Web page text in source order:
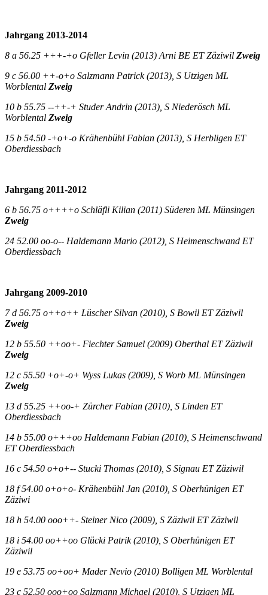
Jahrgang 2013-2014
8 a 56.25 +++-+o Gfeller Levin (2013) Arni BE ET Zäziwil Zweig
9 c 56.00 ++-o+o Salzmann Patrick (2013), S Utzigen ML
Worblental Zweig
10 b 55.75 --++-+ Studer Andrin (2013), S Niederösch ML
Worblental Zweig
15 b 54.50 -+o+-o Krähenbühl Fabian (2013), S Herbligen ET
Oberdiessbach
Jahrgang 2011-2012
6 b 56.75 o++++o Schläfli Kilian (2011) Süderen ML Münsingen
Zweig
24 52.00 oo-o-- Haldemann Mario (2012), S Heimenschwand ET
Oberdiessbach
Jahrgang 2009-2010
7 d 56.75 o++o++ Lüscher Silvan (2010), S Bowil ET Zäziwil
Zweig
12 b 55.50 ++oo+- Fiechter Samuel (2009) Oberthal ET Zäziwil
Zweig
12 c 55.50 +o+-o+ Wyss Lukas (2009), S Worb ML Münsingen
Zweig
13 d 55.25 ++oo-+ Zürcher Fabian (2010), S Linden ET
Oberdiessbach
14 b 55.00 o+++oo Haldemann Fabian (2010), S Heimenschwand
ET Oberdiessbach
16 c 54.50 o+o+-- Stucki Thomas (2010), S Signau ET Zäziwil
18 f 54.00 o+o+o- Krähenbühl Jan (2010), S Oberhünigen ET
Zäziwi
18 h 54.00 ooo++- Steiner Nico (2009), S Zäziwil ET Zäziwil
18 i 54.00 oo++oo Glücki Patrik (2010), S Oberhünigen ET
Zäziwil
19 e 53.75 oo+oo+ Mader Nevio (2010) Bolligen ML Worblental
23 c 52.50 ooo+oo Salzmann Michael (2010), S Utzigen ML